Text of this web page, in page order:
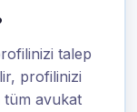
talep
profilinizi
avukat